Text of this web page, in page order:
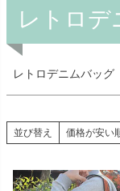
レトロデ
レトロデニムバッグ
キーワード
並び替え 価格が安い